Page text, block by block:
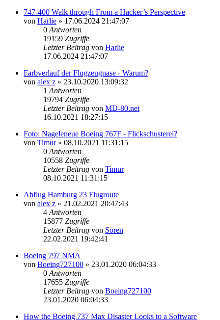
747-400 Walk through From a Hacker’s Perspective
von Harlie » 17.06.2024 21:47:07
0 Antworten
19159 Zugriffe
Letzter Beitrag von Harlie
17.06.2024 21:47:07
Farbverlauf der Flugzeugnase - Warum?
von alex z » 23.10.2020 13:09:32
1 Antworten
19794 Zugriffe
Letzter Beitrag von MD-80.net
16.10.2021 18:27:15
Foto: Nageleneue Boeing 767F - Flickschusterei?
von Timur» 08.10.2021 11:31:15
0 Antworten
10558 Zugriffe
Letzter Beitrag von Timur
08.10.2021 11:31:15
Abflug Hamburg 23 Flugroute
von alex z » 21.02.2021 20:47:43
4 Antworten
15877 Zugriffe
Letzter Beitrag von Sören
22.02.2021 19:42:41
Boeing 797 NMA
von Boeing727100 » 23.01.2020 06:04:33
0 Antworten
17655 Zugriffe
Letzter Beitrag von Boeing727100
23.01.2020 06:04:33
How the Boeing 737 Max Disaster Looks to a Software